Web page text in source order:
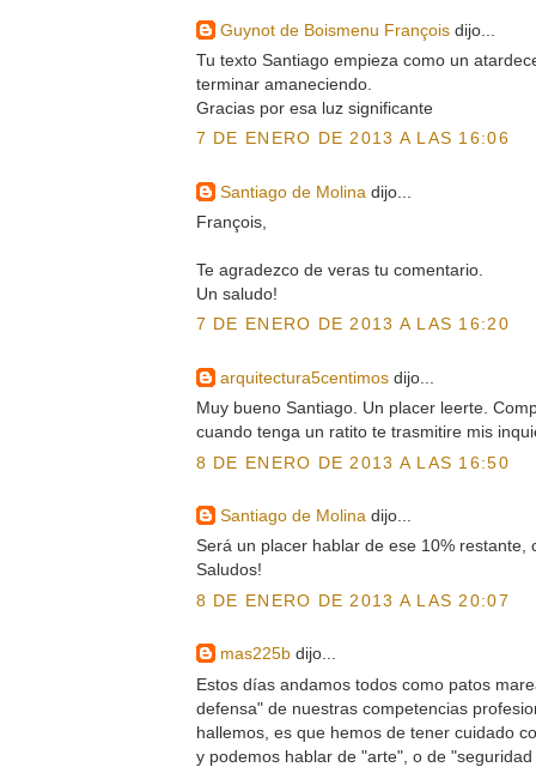
Guynot de Boismenu Françoisdijo...
Tu texto Santiago empieza como un
terminar amaneciendo.
Gracias por esa luz significante
7 DE ENERO DE 2013 A LAS 16:06
Santiago de Molina dijo...
François,
Te agradezco de veras tu comentario.
Un saludo!
7 DE ENERO DE 2013 A LAS 16:20
arquitectura5centimosdijo...
Muy bueno Santiago. Un placer leerte.
cuando tenga un ratito te trasmitire mis
8 DE ENERO DE 2013 A LAS 16:50
Santiago de Molina dijo...
Será un placer hablar de ese 10% restante,
Saludos!
8 DE ENERO DE 2013 A LAS 20:07
mas225bdijo...
Estos días andamos todos como patos
defensa" de nuestras competencias
hallemos, es que hemos de tener cuidado
y podemos hablar de "arte", o de